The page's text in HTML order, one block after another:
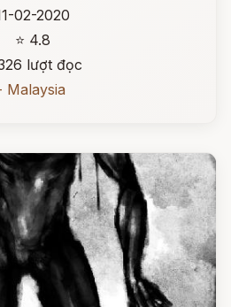
02-2020
⭐ 4.8
lượt đọc
Malaysia